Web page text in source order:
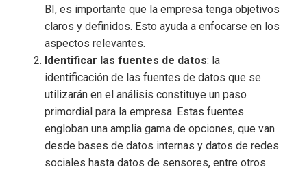
BI, es importante que la empresa tenga objetivos
claros y definidos. Esto ayuda a enfocarse en los
aspectos relevantes.
Identificar las fuentes de datos: la
identificación de las fuentes de datos que se
utilizarán en el análisis constituye un paso
primordial para la empresa. Estas fuentes
engloban una amplia gama de opciones, que van
desde bases de datos internas y datos de redes
sociales hasta datos de sensores, entre otros